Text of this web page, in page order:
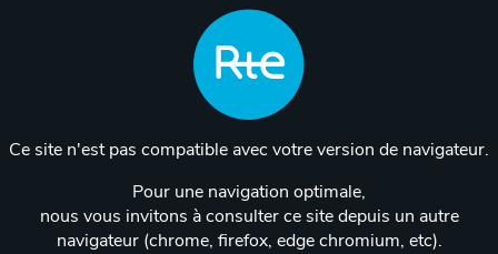
Ce site n'est pas compatible avec votre version de navigateur.
Pour une navigation optimale,
nous vous invitons à consulter ce site depuis un autre
navigateur (chrome, firefox, edge chromium, etc).